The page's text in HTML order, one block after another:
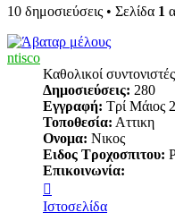
10 δημοσιεύσεις • Σελίδα 1
ntisco
Καθολικοί συντονιστές
Δημοσιεύσεις: 280
Εγγραφή: Τρί Μάιος
Τοποθεσία: Αττικη
Ονομα: Νικος
Ειδος Τροχοσπιτου:
Επικοινωνία:
ntisco
Ιστοσελίδα